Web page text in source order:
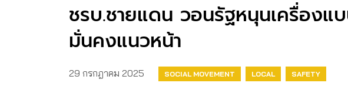
ชรบ.ชายแดน วอนรัฐหนุนเครื่อง
มั่นคงแนวหน้า
29 กรกฎาคม 2025 SOCIAL MOVEMENT LOCAL SAFETY